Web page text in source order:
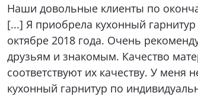
Наши довольные клиенты по
[...] Я приобрела кухонный
октябре 2018 года. Очень
друзьям и знакомым. Качество
соответствуют их качеству. У меня
кухонный гарнитур по